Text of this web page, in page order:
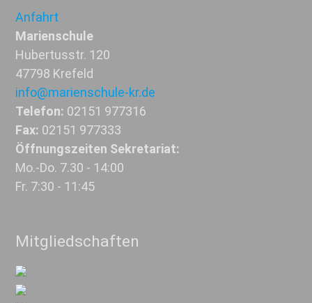
Anfahrt
Marienschule
Hubertusstr. 120
47798 Krefeld
info@marienschule-kr.de
Telefon: 02151 977316
Fax: 02151 977333
Öffnungszeiten Sekretariat:
Mo.-Do. 7.30 - 14:00
Fr. 7:30 - 11:45
Mitgliedschaften